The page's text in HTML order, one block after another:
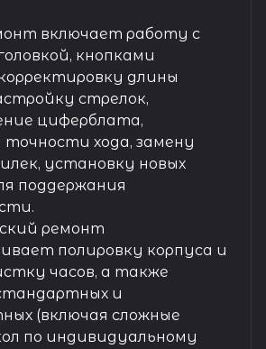
включает работу с
кнопками
длины
стрелок,
циферблата,
точности хода, замену
установку новых
поддержания
ремонт
полировку корпуса и
часов, а также
и
(включая сложные
по индивидуальному